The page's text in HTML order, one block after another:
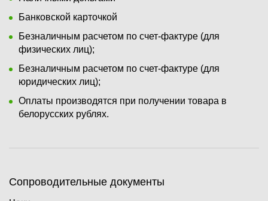
Банковской карточкой
Безналичным расчетом по счет-фактуре (для
физических лиц);
Безналичным расчетом по счет-фактуре (для
юридических лиц);
Оплаты производятся при получении товара в
белорусских рублях.
Сопроводительные документы